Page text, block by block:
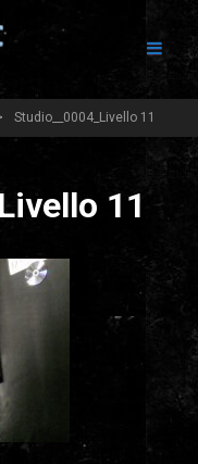
Studio__0004_Livello 11
11